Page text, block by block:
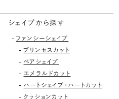
シェイプから探す
- ファンシーシェイプ
-プリンセスカット
- ペアシェイプ
- エメラルドカット
- ハートシェイプ・ハートカット
- クッションカット